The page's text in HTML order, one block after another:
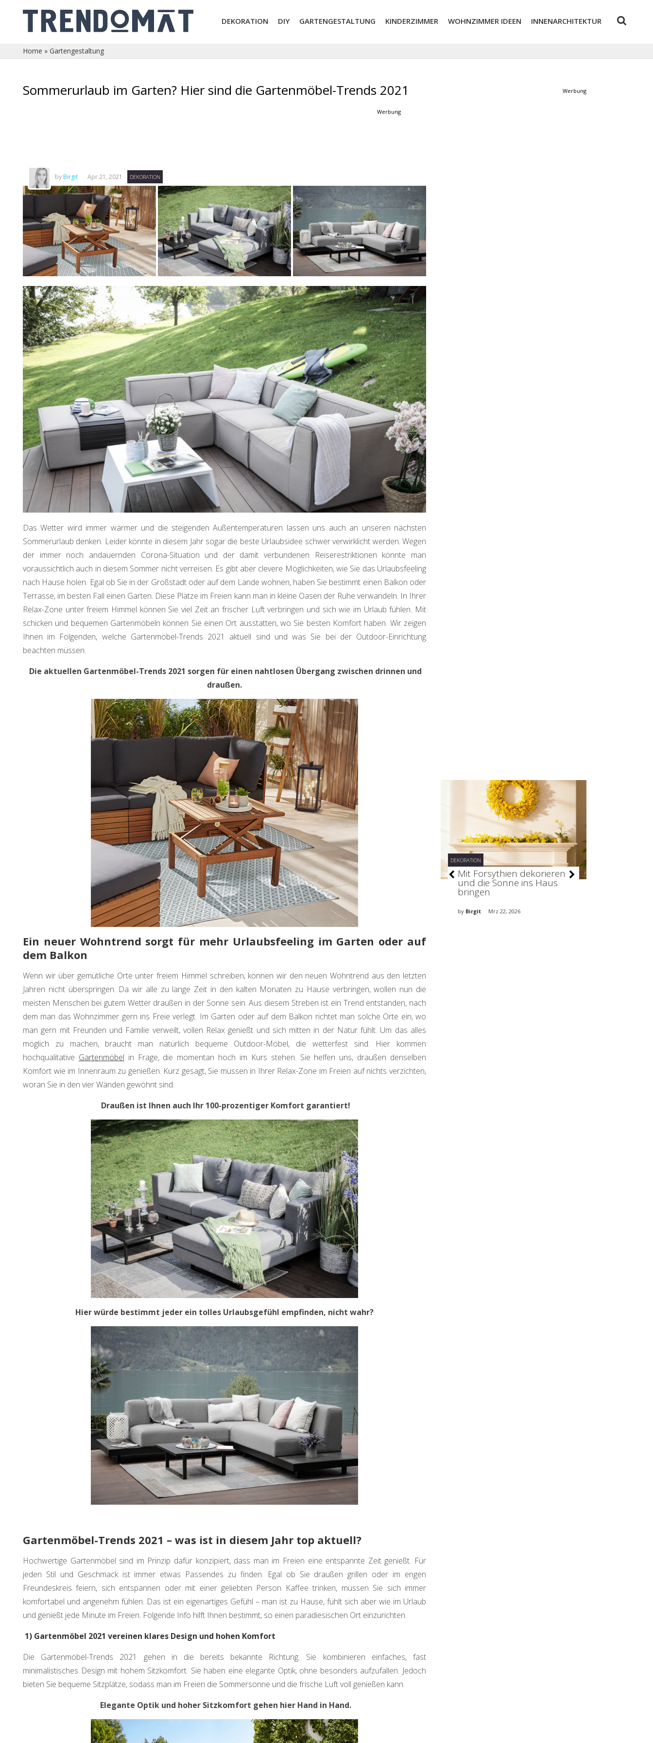
DEKORATION DIY GARTENGESTALTUNG KINDERZIMMER WOHNZIMMER IDEEN INNENARCHITEKTUR
Home » Gartengestaltung
Sommerurlaub im Garten? Hier sind die Gartenmöbel-Trends 2021
Werbung
by Birgit Apr 21, 2021 DEKORATION
Das Wetter wird immer wärmer und die steigenden Außentemperaturen lassen uns auch an unseren nächsten
Sommerurlaub denken. Leider könnte in diesem Jahr sogar die beste Urlaubsidee schwer verwirklicht werden. Wegen
der immer noch andauernden Corona-Situation und der damit verbundenen Reiserestriktionen könnte man
voraussichtlich auch in diesem Sommer nicht verreisen. Es gibt aber clevere Möglichkeiten, wie Sie das Urlaubsfeeling
nach Hause holen. Egal ob Sie in der Großstadt oder auf dem Lande wohnen, haben Sie bestimmt einen Balkon oder
Terrasse, im besten Fall einen Garten. Diese Plätze im Freien kann man in kleine Oasen der Ruhe verwandeln. In Ihrer
Relax-Zone unter freiem Himmel können Sie viel Zeit an frischer Luft verbringen und sich wie im Urlaub fühlen. Mit
schicken und bequemen Gartenmöbeln können Sie einen Ort ausstatten, wo Sie besten Komfort haben. Wir zeigen
Ihnen im Folgenden, welche Gartenmöbel-Trends 2021 aktuell sind und was Sie bei der Outdoor-Einrichtung
beachten müssen.
Die aktuellen Gartenmöbel-Trends 2021 sorgen für einen nahtlosen Übergang zwischen drinnen und
draußen.
Ein neuer Wohntrend sorgt für mehr Urlaubsfeeling im Garten oder auf
dem Balkon
Wenn wir über gemütliche Orte unter freiem Himmel schreiben, können wir den neuen Wohntrend aus den letzten
Jahren nicht überspringen. Da wir alle zu lange Zeit in den kalten Monaten zu Hause verbringen, wollen nun die
meisten Menschen bei gutem Wetter draußen in der Sonne sein. Aus diesem Streben ist ein Trend entstanden, nach
dem man das Wohnzimmer gern ins Freie verlegt. Im Garten oder auf dem Balkon richtet man solche Orte ein, wo
man gern mit Freunden und Familie verweilt, vollen Relax genießt und sich mitten in der Natur fühlt. Um das alles
möglich zu machen, braucht man natürlich bequeme Outdoor-Möbel, die wetterfest sind. Hier kommen
hochqualitative Gartenmöbel in Frage, die momentan hoch im Kurs stehen. Sie helfen uns, draußen denselben
Komfort wie im Innenraum zu genießen. Kurz gesagt, Sie müssen in Ihrer Relax-Zone im Freien auf nichts verzichten,
woran Sie in den vier Wänden gewöhnt sind.
Draußen ist Ihnen auch Ihr 100-prozentiger Komfort garantiert!
Hier würde bestimmt jeder ein tolles Urlaubsgefühl empfinden, nicht wahr?
Gartenmöbel-Trends 2021 – was ist in diesem Jahr top aktuell?
Hochwertige Gartenmöbel sind im Prinzip dafür konzipiert, dass man im Freien eine entspannte Zeit genießt. Für
jeden Stil und Geschmack ist immer etwas Passendes zu finden. Egal ob Sie draußen grillen oder im engen
Freundeskreis feiern, sich entspannen oder mit einer geliebten Person Kaffee trinken, müssen Sie sich immer
komfortabel und angenehm fühlen. Das ist ein eigenartiges Gefühl – man ist zu Hause, fühlt sich aber wie im Urlaub
und genießt jede Minute im Freien. Folgende Info hilft Ihnen bestimmt, so einen paradiesischen Ort einzurichten.
1) Gartenmöbel 2021 vereinen klares Design und hohen Komfort
Die Gartenmöbel-Trends 2021 gehen in die bereits bekannte Richtung. Sie kombinieren einfaches, fast
minimalistisches Design mit hohem Sitzkomfort. Sie haben eine elegante Optik, ohne besonders aufzufallen. Jedoch
bieten Sie bequeme Sitzplätze, sodass man im Freien die Sommersonne und die frische Luft voll genießen kann.
Elegante Optik und hoher Sitzkomfort gehen hier Hand in Hand.
Werbung
DEKORATION
Halloween Fingerfood –
schnelle Ideen zum
Gruselfest
Birgit Okt 20, 2025
DEKORATION
Mit Forsythien dekorieren
und die Sonne ins Haus
bringen
by Birgit Mrz 22, 2026